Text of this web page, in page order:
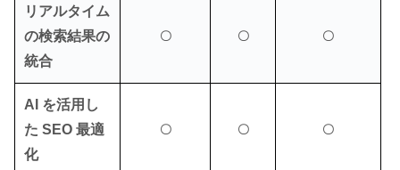
リアルタイム
の検索結果の
統合
〇 〇 〇
AI を活用し
た SEO 最適
化
〇 〇 〇